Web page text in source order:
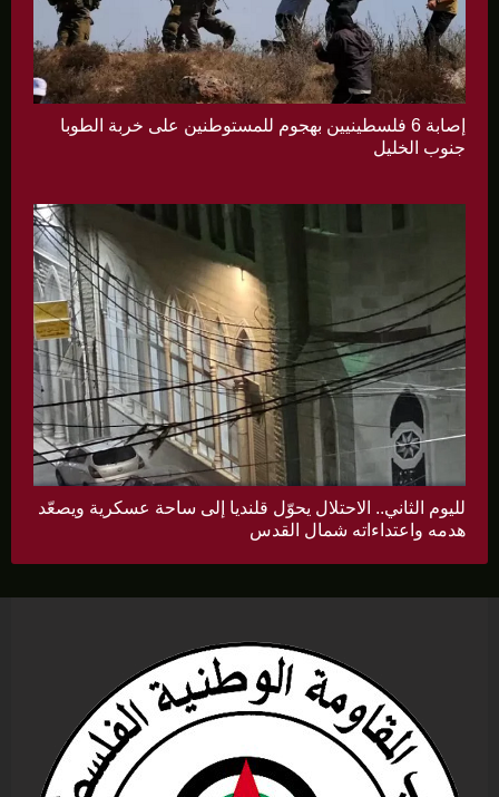
إصابة 6 فلسطينيين بهجوم للمستوطنين على خربة الطوبا
جنوب الخليل
لليوم الثاني.. الاحتلال يحوّل قلنديا إلى ساحة عسكرية ويصعّد
هدمه واعتداءاته شمال القدس